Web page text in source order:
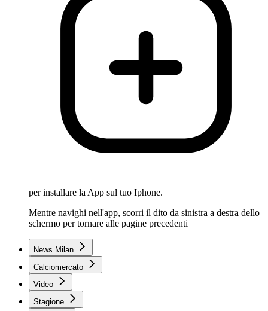
per installare la App sul tuo Iphone.
Mentre navighi nell'app, scorri il dito da sinistra a destra dello
schermo per tornare alle pagine precedenti
News Milan
Calciomercato
Video
Stagione